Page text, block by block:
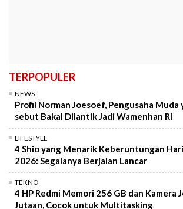
TERPOPULER
NEWS
Profil Norman Joesoef, Pengusaha
sebut Bakal Dilantik Jadi Wamenhan RI
LIFESTYLE
4 Shio yang Menarik Keberuntungan
2026: Segalanya Berjalan Lancar
TEKNO
4 HP Redmi Memori 256 GB dan Kamera
Jutaan, Cocok untuk Multitasking